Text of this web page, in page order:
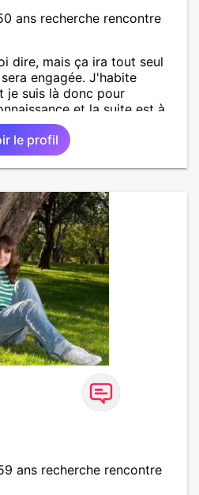
ans recherche rencontre
dire, mais ça ira tout seul
engagée. J'habite
je suis là donc pour
et la suite est à
le profil
ans recherche rencontre